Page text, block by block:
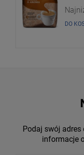
DO
Podaj swój adres
informacje